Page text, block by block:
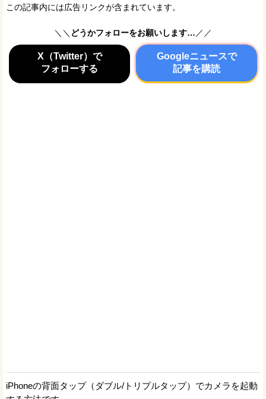
この記事内には広告リンクが含まれています。
＼＼ どうかフォローをお願いします… ／／
X（Twitter）で
フォローする
Googleニュースで
記事を購読
iPhoneの背面タップ（ダブル/トリプルタップ）でカメラを起動